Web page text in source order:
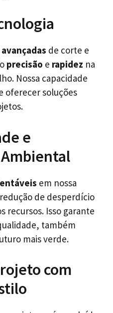
de corte e
precisão e rapidez na
Nossa capacidade
oferecer soluções
e
em nossa
de desperdício
recursos. Isso garante
também
mais verde.
com